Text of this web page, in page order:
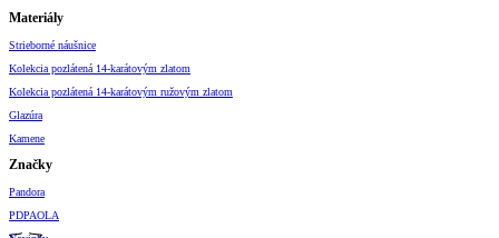
Materiály
Strieborné náušnice
Kolekcia pozlátená 14-karátovým zlatom
Kolekcia pozlátená 14-karátovým ružovým zlatom
Glazúra
Kamene
Značky
Pandora
PDPAOLA